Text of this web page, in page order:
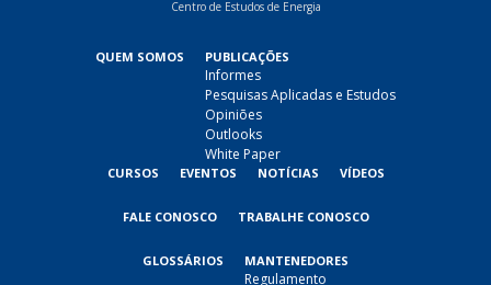
Centro de Estudos de Energia
QUEM SOMOS PUBLICAÇÕES
Informes
Pesquisas Aplicadas e Estudos
Opiniões
Outlooks
White Paper
CURSOS EVENTOS NOTÍCIAS VÍDEOS
FALE CONOSCO TRABALHE CONOSCO
GLOSSÁRIOS MANTENEDORES
Regulamento